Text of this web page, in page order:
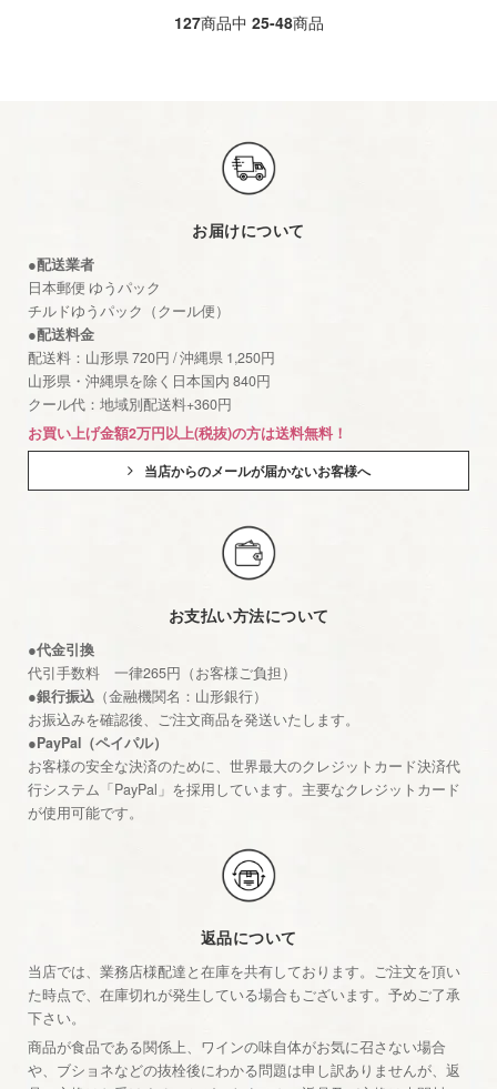
127商品中 25-48商品
お届けについて
●配送業者
日本郵便 ゆうパック
チルドゆうパック（クール便）
●配送料金
配送料：山形県 720円 / 沖縄県 1,250円
山形県・沖縄県を除く日本国内 840円
クール代：地域別配送料+360円
お買い上げ金額2万円以上(税抜)の方は送料無料！
当店からのメールが届かないお客様へ
お支払い方法について
●代金引換
代引手数料 一律265円（お客様ご負担）
●銀行振込 （金融機関名：山形銀行）
お振込みを確認後、ご注文商品を発送いたします。
●PayPal（ペイパル）
お客様の安全な決済のために、世界最大のクレジットカード決済代
行システム「PayPal」を採用しています。主要なクレジットカード
が使用可能です。
返品について
当店では、業務店様配達と在庫を共有しております。ご注文を頂い
た時点で、在庫切れが発生している場合もございます。予めご了承
下さい。
商品が食品である関係上、ワインの味自体がお気に召さない場合
や、ブショネなどの抜栓後にわかる問題は申し訳ありませんが、返